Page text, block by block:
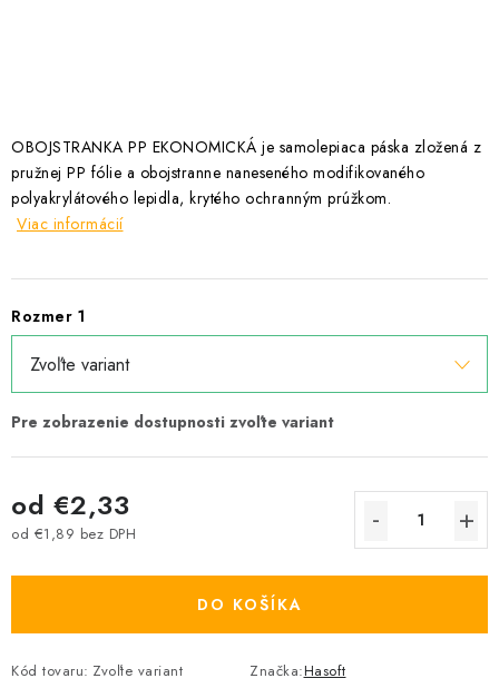
OBOJSTRANKA PP EKONOMICKÁ je samolepiaca páska zložená z
pružnej PP fólie a obojstranne naneseného modifikovaného
polyakrylátového lepidla, krytého ochranným prúžkom.
Viac informácií
Rozmer 1
od €2,33
od €1,89 bez DPH
DO KOŠÍKA
Kód tovaru: Zvoľte variant Značka:Hasoft